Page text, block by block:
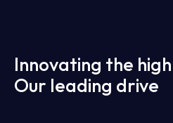
Innovating the
Our leading drive